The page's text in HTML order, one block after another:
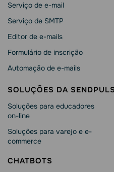
Serviço de e-mail
Serviço de SMTP
Editor de e-mails
Formulário de inscrição
Automação de e-mails
SOLUÇÕES DA
Soluções para educadores
on-line
Soluções para varejo e e-
commerce
CHATBOTS